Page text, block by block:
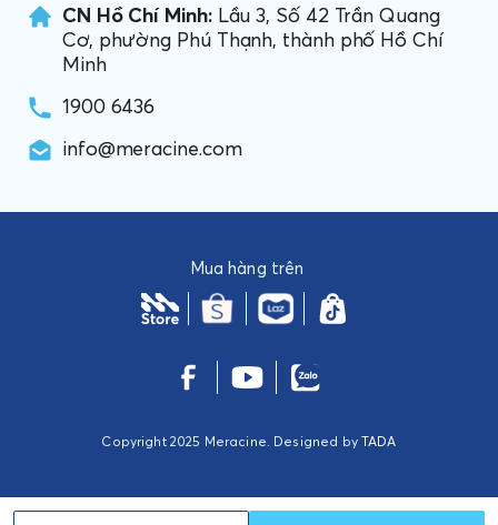
CN Hồ Chí Minh:Lầu 3, Số 42 Trần Quang
Cơ, phường Phú Thạnh, thành phố Hồ Chí
Minh
1900 6436
info@meracine.com
Copyright 2025 Meracine. Designed by TADA
Mua hàng trên